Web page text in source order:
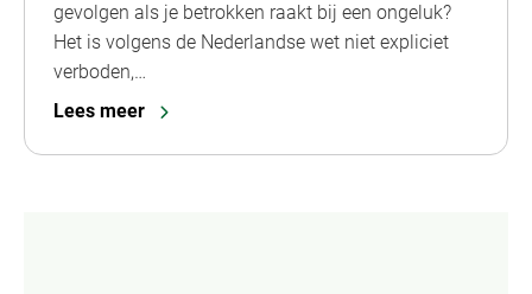
gevolgen als je betrokken raakt bij een ongeluk?
Het is volgens de Nederlandse wet niet expliciet
verboden,…
Lees meer